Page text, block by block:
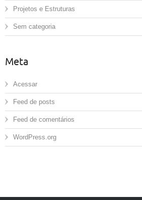
Projetos e Estruturas
Sem categoria
Meta
Acessar
Feed de posts
Feed de comentários
WordPress.org